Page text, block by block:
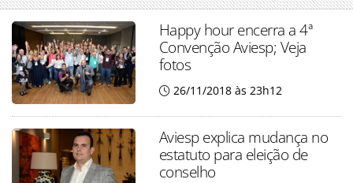
Happy hour encerra a 4ª
Convenção Aviesp; Veja
fotos
26/11/2018 às 23h12
Aviesp explica mudança no
estatuto para eleição de
conselho